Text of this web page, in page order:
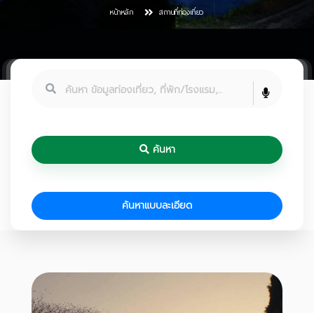
หน้าหลัก สถานที่ท่องเที่ยว
ค้นหา
ค้นหาแบบละเอียด